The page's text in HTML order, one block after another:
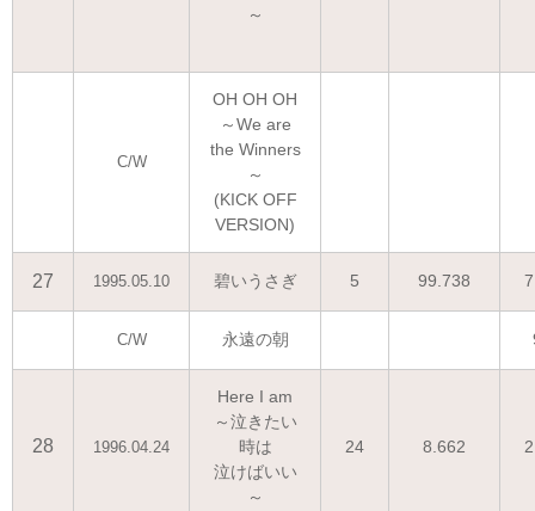
～
C/W
OH OH OH
～We are
the Winners
～
(KICK OFF
VERSION)
27 1995.05.10 碧いうさぎ 5 99.738
C/W 永遠の朝
28 1996.04.24
Here I am
～泣きたい
時は
泣けばいい
～
24 8.662